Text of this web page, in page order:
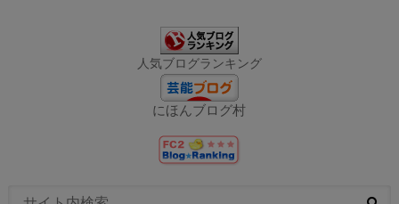
人気ブログランキング
にほんブログ村